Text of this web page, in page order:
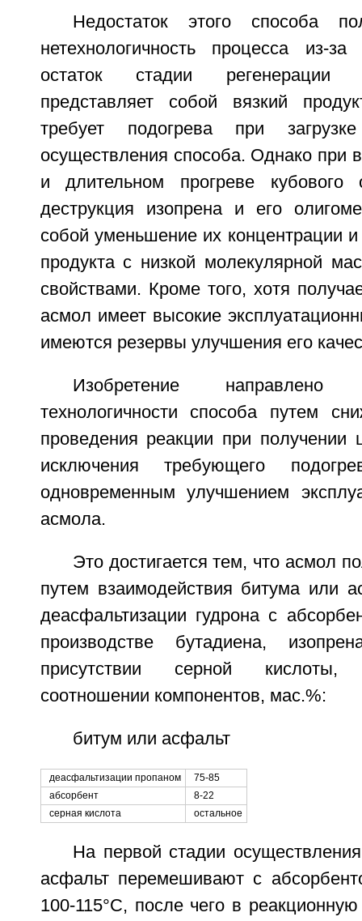
Недостаток этого способа
нетехнологичность процесса из-
остаток стадии регенерации
представляет собой вязкий
требует подогрева при
осуществления способа. Однако при
и длительном прогреве кубового
деструкция изопрена и его
собой уменьшение их концентрации
продукта с низкой молекулярной
свойствами. Кроме того, хотя
асмол имеет высокие
имеются резервы улучшения его
Изобретение
технологичности способа путем
проведения реакции при получении
исключения требующего
одновременным улучшением
асмола.
Это достигается тем, что асмол
путем взаимодействия битума или
деасфальтизации гудрона с
производстве бутадиена,
присутствии серной
соотношении компонентов, мас.%:
битум или асфальт
деасфальтизации пропаном
75-85
абсорбент
8-22
серная кислота
остальное
На первой стадии
асфальт перемешивают с
100-115°C, после чего в